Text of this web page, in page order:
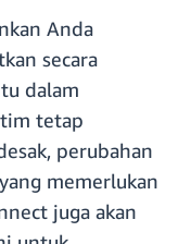
Anda
secara
dalam
tetap
perubahan
memerlukan
juga akan